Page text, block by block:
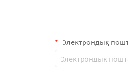
Электрондық